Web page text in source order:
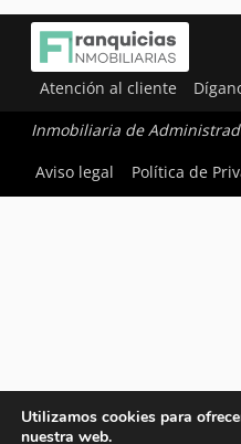
Atención al cliente
Inmobiliaria de
Aviso legal
Política de
Utilizamos cookies para
nuestra web.